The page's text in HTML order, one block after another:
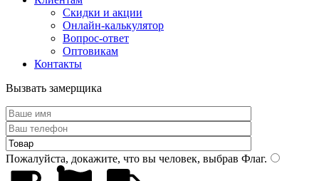
Скидки и акции
Онлайн-калькулятор
Вопрос-ответ
Оптовикам
Контакты
Вызвать замерщика
Пожалуйста, докажите, что вы человек, выбрав Флаг.